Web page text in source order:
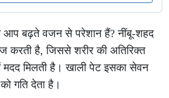
आप बढ़ते वजन से परेशान हैं? नींबू-शहद
करती है, जिससे शरीर की अतिरिक्त
मदद मिलती है। खाली पेट इसका सेवन
गति देता है।